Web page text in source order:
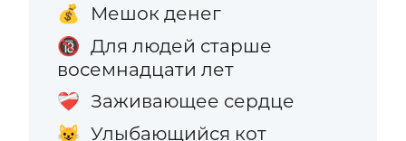
💰 Мешок денег
🔞 Для людей старше
восемнадцати лет
❤️‍🩹 Заживающее сердце
😺 Улыбающийся кот